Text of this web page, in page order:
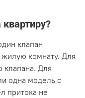
клапан
комнату. Для
клапана. Для
одна модель с
притока не